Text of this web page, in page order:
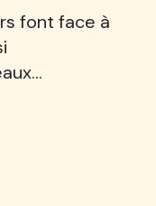
font face à